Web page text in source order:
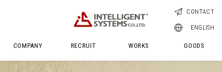
COMPANY RECRUIT
RECRUITMENT｜
WORKS
EVENTS｜
GOODS
CONTACT
ENGLISH